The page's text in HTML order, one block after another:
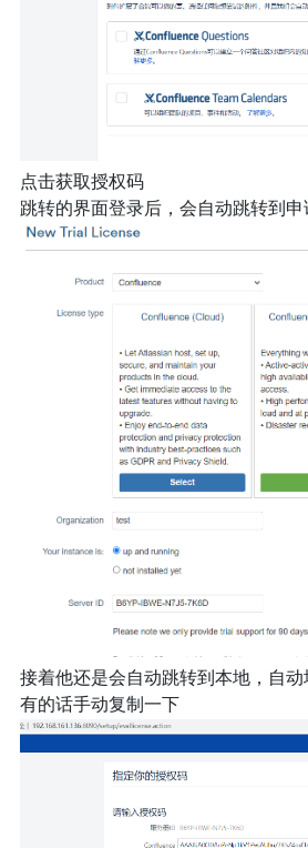
点击获取授权码
跳转的界面登录后，会自动跳转到申
接着他还是会自动跳转到本地，自动
有的话手动复制一下